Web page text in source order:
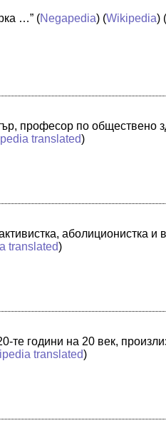
…” (Negapedia) (Wikipedia)
професор по обществено
translated)
аболиционистка
translated)
те години на 20 век,
translated)